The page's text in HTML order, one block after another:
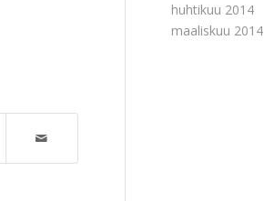
huhtikuu 2014
maaliskuu 2014